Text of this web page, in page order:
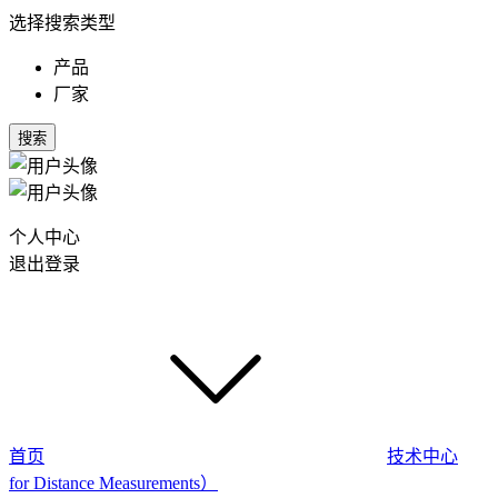
选择搜索类型
产品
厂家
搜索
个人中心
退出登录
首页
技术中心
for Distance Measurements）